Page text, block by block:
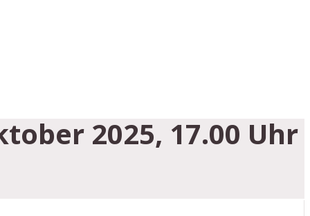
2025, 17.00 Uhr